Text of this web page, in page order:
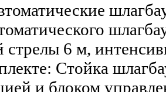
стрелы 6 м,
Стойка
и блоком